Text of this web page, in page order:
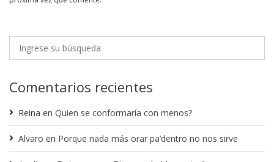
Comentarios recientes
Reina en Quien se conformaría con menos?
Alvaro en Porque nada más orar pa’dentro no nos sirve